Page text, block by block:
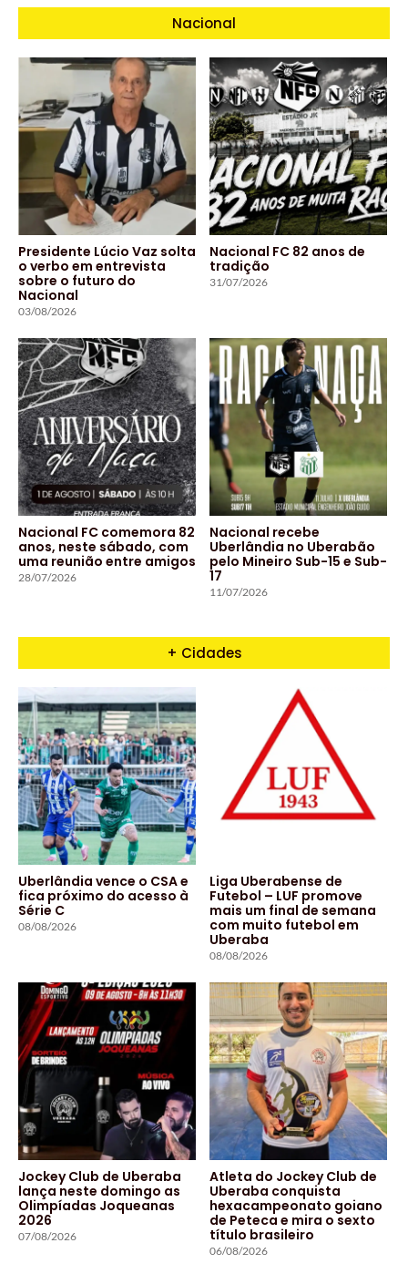
Nacional
Presidente Lúcio Vaz solta
o verbo em entrevista
sobre o futuro do
Nacional
03/08/2026
Nacional FC 82 anos de
tradição
31/07/2026
Nacional FC comemora 82
anos, neste sábado, com
uma reunião entre amigos
28/07/2026
Nacional recebe
Uberlândia no Uberabão
pelo Mineiro Sub-15 e Sub-
17
11/07/2026
+ Cidades
Uberlândia vence o CSA e
fica próximo do acesso à
Série C
08/08/2026
Liga Uberabense de
Futebol – LUF promove
mais um final de semana
com muito futebol em
Uberaba
08/08/2026
Jockey Club de Uberaba
lança neste domingo as
Olimpíadas Joqueanas
2026
07/08/2026
Atleta do Jockey Club de
Uberaba conquista
hexacampeonato goiano
de Peteca e mira o sexto
título brasileiro
06/08/2026